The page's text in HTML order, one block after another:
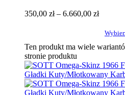
350,00 zł– 6.660,00 zł
Ten produkt ma wiele
stronie produktu